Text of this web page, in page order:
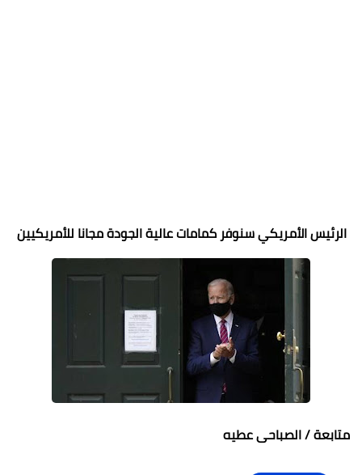
الرئيس الأمريكي سنوفر كمامات عالية الجودة مجانا للأمريكيين
متابعة / الصباحى عطيه